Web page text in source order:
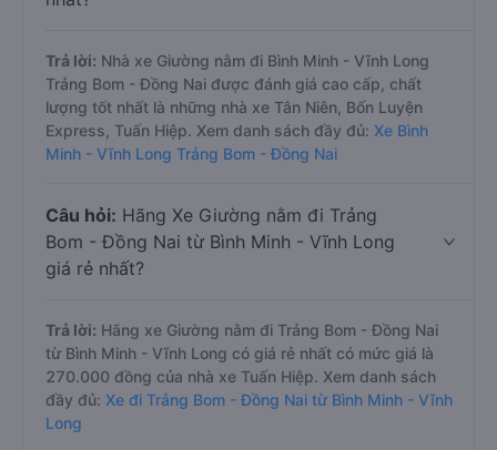
Trả lời: Nhà xe Giường nằm đi Bình Minh - Vĩnh Long
Trảng Bom - Đồng Nai được đánh giá cao cấp, chất
lượng tốt nhất là những nhà xe Tân Niên, Bốn Luyện
Express, Tuấn Hiệp. Xem danh sách đầy đủ: Xe Bình
Minh - Vĩnh Long Trảng Bom - Đồng Nai
Câu hỏi: Hãng Xe Giường nằm đi Trảng
Bom - Đồng Nai từ Bình Minh - Vĩnh Long
giá rẻ nhất?
Trả lời: Hãng xe Giường nằm đi Trảng Bom - Đồng Nai
từ Bình Minh - Vĩnh Long có giá rẻ nhất có mức giá là
270.000 đồng của nhà xe Tuấn Hiệp. Xem danh sách
đầy đủ: Xe đi Trảng Bom - Đồng Nai từ Bình Minh - Vĩnh
Long